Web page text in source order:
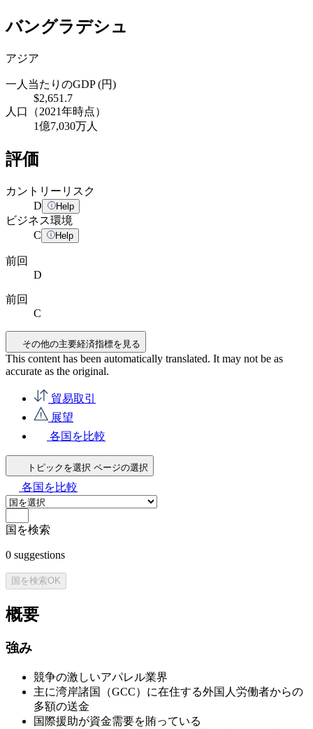
バングラデシュ
アジア
一人当たりのGDP (円)
$2,651.7
人口（2021年時点）
1億7,030万人
評価
カントリーリスク
D
Help
ビジネス環境
C
Help
前回
D
前回
C
その他の主要経済指標を見る
This content has been automatically translated. It may not be as
accurate as the original.
貿易取引
展望
各国を比較
トピックを選択 ページの選択
各国を比較
国を検索
0 suggestions
国を検索OK
概要
強み
競争の激しいアパレル業界
主に湾岸諸国（GCC）に在住する外国人労働者からの
多額の送金
国際援助が資金需要を賄っている